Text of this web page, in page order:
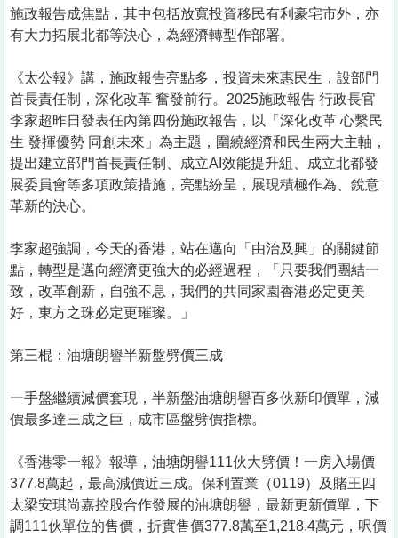
施政報告成焦點，其中包括放寬投資移民有利豪宅市外，亦
有大力拓展北都等決心，為經濟轉型作部署。
《太公報》講，施政報告亮點多，投資未來惠民生，設部門
首長責任制，深化改革 奮發前行。2025施政報告 行政長官
李家超昨日發表任內第四份施政報告，以「深化改革 心繫民
生 發揮優勢 同創未來」為主題，圍繞經濟和民生兩大主軸，
提出建立部門首長責任制、成立AI效能提升組、成立北都發
展委員會等多項政策措施，亮點紛呈，展現積極作為、銳意
革新的決心。
李家超強調，今天的香港，站在邁向「由治及興」的關鍵節
點，轉型是邁向經濟更強大的必經過程，「只要我們團結一
致，改革創新，自強不息，我們的共同家園香港必定更美
好，東方之珠必定更璀璨。」
第三棍：油塘朗譽半新盤劈價三成
一手盤繼續減價套現，半新盤油塘朗譽百多伙新印價單，減
價最多達三成之巨，成市區盤劈價指標。
《香港零一報》報導，油塘朗譽111伙大劈價！一房入場價
377.8萬起，最高減價近三成。保利置業（0119）及賭王四
太梁安琪尚嘉控股合作發展的油塘朗譽，最新更新價單，下
調111伙單位的售價，折實售價377.8萬至1,218.4萬元，呎價